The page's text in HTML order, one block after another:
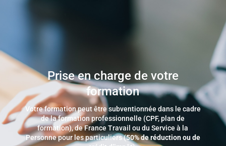
Prise en charge de votre
formation
Votre formation peut être subventionnée dans le cadre
de la formation professionnelle (CPF, plan de
formation), de France Travail ou du Service à la
Personne pour les particuliers (50% de réduction ou de